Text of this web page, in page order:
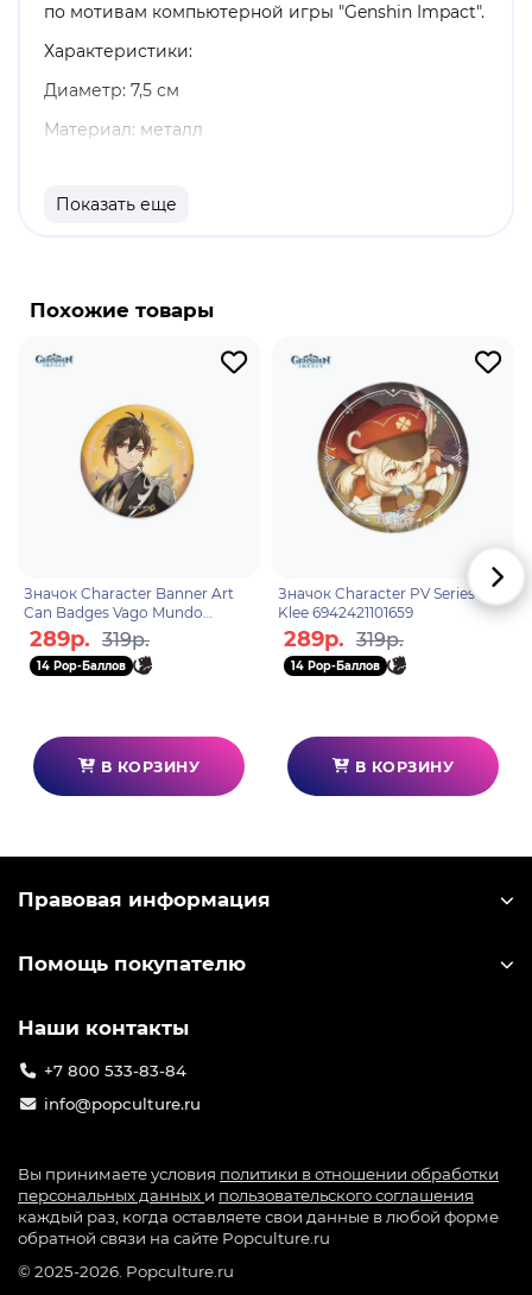
по мотивам компьютерной игры "Genshin Impact".
Характеристики:
Диаметр: 7,5 см
Материал: металл
продукт
протагонист "Genshin Impact". В начале
путешествующие по разным мирам, попадают в
ловушку Неизвестного божества. Игроки могут
выбрать одного из близнецов, Люмин (женщину)
или Итэра (мужчину), в качестве протагониста.
Вне зависимости от выбора, другой близнец
оказывается захваченным, а силы самого(й)
Путешественника(цы) будут запечатаны, оставляя
Паймон.
Показать еще
Похожие товары
Значок Character Banner Art
Can Badges Vago Mundo
Zhongli 6974096534166
289р. 319р.
14 Pop-Баллов
В КОРЗИНУ
Значок Character PV Series
Klee 6942421101659
289р. 319р.
14 Pop-Баллов
В КОРЗИНУ
Правовая информация
Помощь покупателю
Наши контакты
+7 800 533-83-84
info@popculture.ru
Вы принимаете условия политики в отношении обработки
персональных данных и пользовательского соглашения
каждый раз, когда оставляете свои данные в любой форме
обратной связи на сайте Popculture.ru
© 2025-2026. Popculture.ru